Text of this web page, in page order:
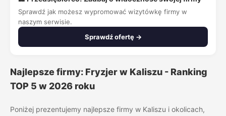
Sprawdź jak możesz wypromować wizytówkę firmy w
naszym serwisie.
Sprawdź ofertę →
Najlepsze firmy: Fryzjer w Kaliszu - Ranking
TOP 5 w 2026 roku
Poniżej prezentujemy najlepsze firmy w Kaliszu i okolicach,